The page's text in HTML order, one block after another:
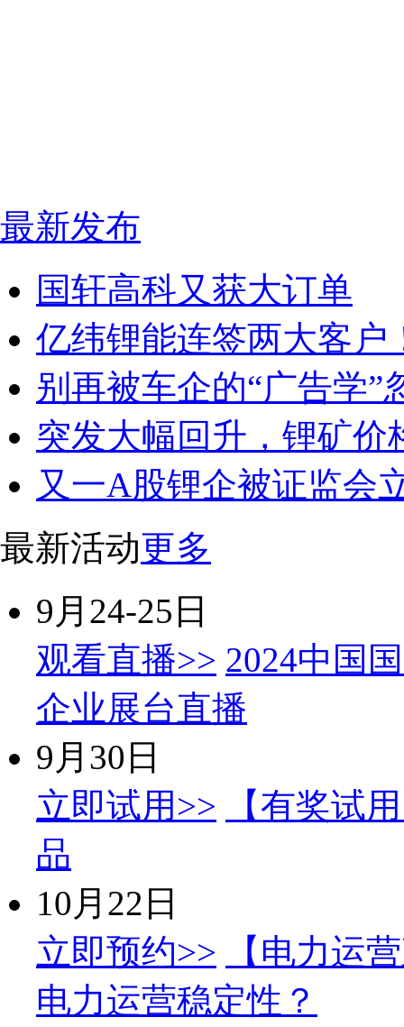
最新发布
国轩高科又获大订单
亿纬锂能连签两大客户
别再被车企的“广告学”
突发大幅回升，锂矿价
又一A股锂企被证监会
最新活动更多
9月24-25日
观看直播>> 2024中国
企业展台直播
9月30日
立即试用>>
【有奖试
品
10月22日
立即预约>>
【电力运
电力运营稳定性？